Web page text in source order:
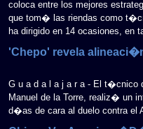
coloca entre los mejores
que tom� las riendas como
ha dirigido en 14 ocasiones, en
'Chepo' revela
G u a d a l a j a r a - El t�cnico
Manuel de la Torre, realiz� un
d�as de cara al duelo contra el